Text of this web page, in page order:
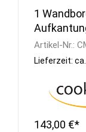
1
Artikel-Nr.:
Lieferzeit:
143,00 €*